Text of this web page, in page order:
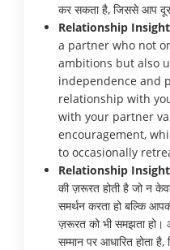
कर सकता है, जिससे आप
Relationship
a partner who not
ambitions but also
independence and
relationship with
with your partner
encouragement,
to occasionally
Relationship
की ज़रूरत होती है जो न
समर्थन करता हो बल्कि
ज़रूरत को भी समझता
सम्मान पर आधारित होता